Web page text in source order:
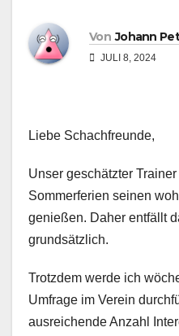
Von Johann
JULI 8, 2024
Liebe Schachfreunde,
Unser geschätzter
Sommerferien seinen
genießen. Daher entfällt
grundsätzlich.
Trotzdem werde ich
Umfrage im Verein
ausreichende Anzahl